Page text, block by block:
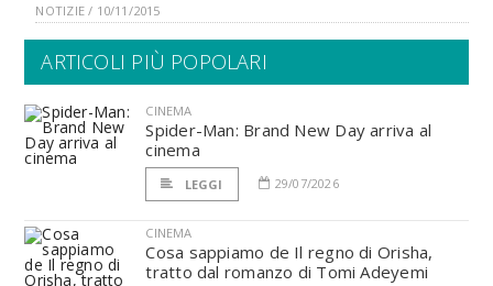
NOTIZIE / 10/11/2015
ARTICOLI PIÙ POPOLARI
CINEMA
Spider-Man: Brand New Day arriva al
cinema
LEGGI 29/07/2026
CINEMA
Cosa sappiamo de Il regno di Orisha,
tratto dal romanzo di Tomi Adeyemi